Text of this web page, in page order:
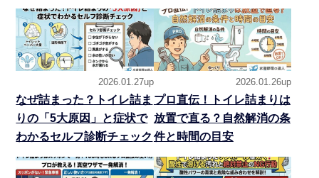
2026.01.27up
なぜ詰まった？トイレ詰ま
りの「5大原因」と症状で
わかるセルフ診断チェック
2026.01.26up
プロ直伝！トイレ詰まりは
放置で直る？自然解消の条
件と時間の目安